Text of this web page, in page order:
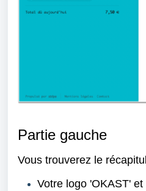
Partie gauche
Vous trouverez le
Votre logo 'OKAST' et